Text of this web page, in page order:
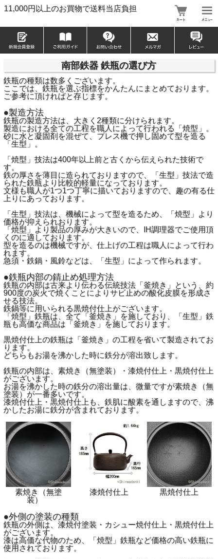
11,000円以上のお買物で送料当店負担
南部鉄器 鉄瓶の選び方
鉄瓶の種類は数多くございます。
ここでは、鉄瓶を選ぶ指標をかんたんにまとめております。
ご参考に頂ければと存じます。
●製造方法
鉄瓶の製造方法は、大きく2種類に分けられます。
製造における全ての工程を職人によって行われる「焼型」。
砂に水と凝固剤を混ぜて、プレス機で押し固めて型を造る
「生型」。
「焼型」技法は400年以上前と古くから伝えられた技術で
す。
鉄の厚さを薄目に造られておりますので、「生型」技法で造
られた鉄瓶より比較的軽量になっております。
文様も職人が1つ1つ丁寧に描いておりますので、趣の有る仕
上りにあっております。
「生型」技法は、機械によって型を造るため、「焼型」より
価格が抑えられおります。
「焼型」より製品の厚みが大きいので、IH調理器でご使用頂
くのに適しております。
型を造るのは機械ですが、仕上げの工程は職人によって行わ
れます。
急須・鉄鍋・風鈴などは、「生型」によって作られます。
●鉄瓶内部の錆止め処理方法
鉄瓶の内部は古来より伝わる伝統技法「釜焼き」という、約
900度の炭火で焼くことによりサビ止めの酸化皮膜を形成さ
せる技法。
鉄鍋等に用いられる黒焼付仕上がございます。
「焼型」鉄瓶は、全て「釜焼き」を施しており、「生型」鉄
瓶も高価な商品は「釜焼き」を施しております。
黒焼付仕上の鉄瓶は「釜焼き」の工程を省いて製造されてお
ります。
どちらもお湯を沸かした時に鉄分が溶出致します。
鉄瓶の内部は、素焼き（無塗装）・漆焼付仕上・黒焼付仕上
がございます。
お湯を沸かした時の鉄分の溶出量は、微量ですが素焼き（無
塗装）が一番多いです。
漆焼付仕上・黒焼付仕上も、鉄肌に酸素を通しますので、沸
かしたお湯に鉄分が含まれております。
素焼き（無塗
装）
漆焼付仕上 黒焼付仕上
●外側の塗装の種類
鉄瓶の外側は、漆焼付塗装・カシュー焼付仕上・黒焼付仕上
がございます。
漆は高価な代物のため、「焼型」鉄瓶など価格の高い鉄瓶に
使用されております。